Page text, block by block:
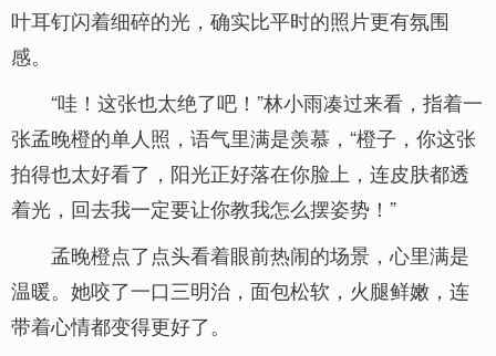
叶耳钉闪着细碎的光，确实比平时的照片更有氛围
感。
“哇！这张也太绝了吧！”林小雨凑过来看，指着一
张孟晚橙的单人照，语气里满是羡慕，“橙子，你这张
拍得也太好看了，阳光正好落在你脸上，连皮肤都透
着光，回去我一定要让你教我怎么摆姿势！”
孟晚橙点了点头看着眼前热闹的场景，心里满是
温暖。她咬了一口三明治，面包松软，火腿鲜嫩，连
带着心情都变得更好了。